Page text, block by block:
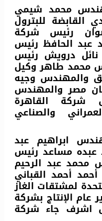
محمد شيمي
القابضة للبترول
رئيس شركة
الحافظ رئيس
درويش رئيس
محمد طاهر وكيل
والمهندس وجيه
مصر والمهندس
شركة القاهرة
والصناعي
ابراهيم عبد
عبده مساعد رئيس
محمد عبد الرحيم
أحمد القباني
لمشتقات الغاز
الإنتاج بشركة
اشرف جاء شركة